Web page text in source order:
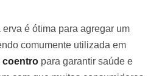
é ótima para agregar um
comumente utilizada em
coentro para garantir saúde e